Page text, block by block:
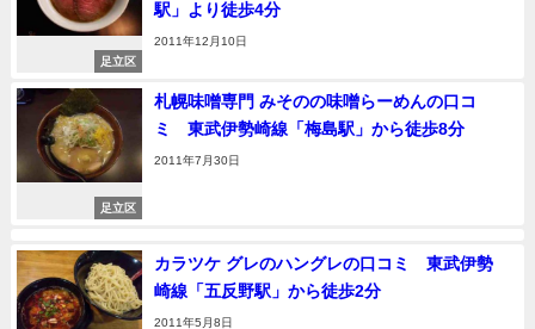
足立区
駅」より徒歩4分
2011年12月10日
足立区
札幌味噌専門 みそのの味噌らーめんの口コ
ミ 東武伊勢崎線「梅島駅」から徒歩8分
2011年7月30日
カラツケ グレのハングレの口コミ 東武伊勢
崎線「五反野駅」から徒歩2分
2011年5月8日